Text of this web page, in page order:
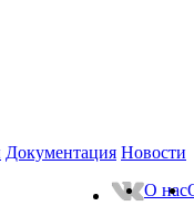
Документация Новости
О нас